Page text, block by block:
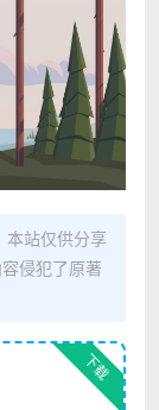
本站仅供分享
侵犯了原著
下载